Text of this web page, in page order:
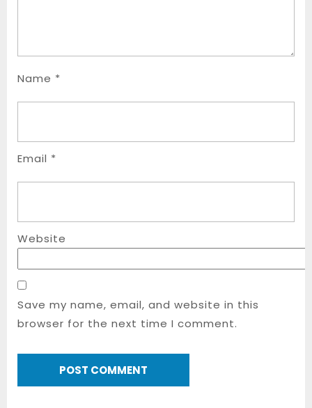
Name *
Email *
Website
Save my name, email, and website in this
browser for the next time I comment.